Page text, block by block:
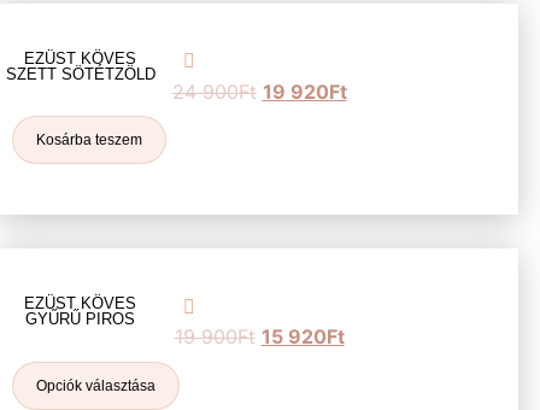
EZÜST KÖVES
SZETT SÖTÉTZÖLD
24 900Ft 19 920Ft
Kosárba teszem
EZÜST KÖVES
GYŰRŰ PIROS
19 900Ft 15 920Ft
Opciók választása